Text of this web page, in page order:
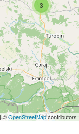
3
|©OpenStreetMapcontributors